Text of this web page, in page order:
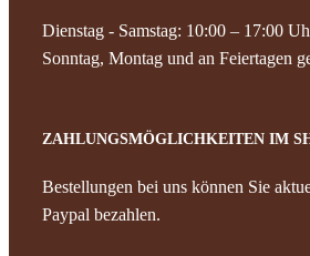
Dienstag - Samstag: 10:00 – 17:00
Sonntag, Montag und an Feiertagen
ZAHLUNGSMÖGLICHKEITEN IM
Bestellungen bei uns können Sie
Paypal bezahlen.